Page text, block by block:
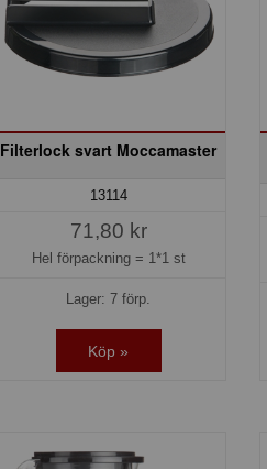
Filterlock svart Moccamaster
13114
71,80 kr
Hel förpackning = 1*1 st
Lager: 7 förp.
Köp »